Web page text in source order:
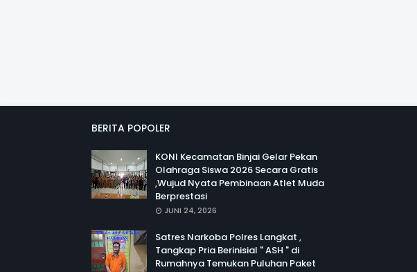
BERITA POPOLER
KONI Kecamatan Binjai Gelar Pekan
Olahraga Siswa 2026 Secara Gratis
,Wujud Nyata Pembinaan Atlet Muda
Berprestasi
JUNI 24, 2026
Satres Narkoba Polres Langkat ,
Tangkap Pria Berinisial " ASH " di
Rumahnya Temukan Puluhan Paket